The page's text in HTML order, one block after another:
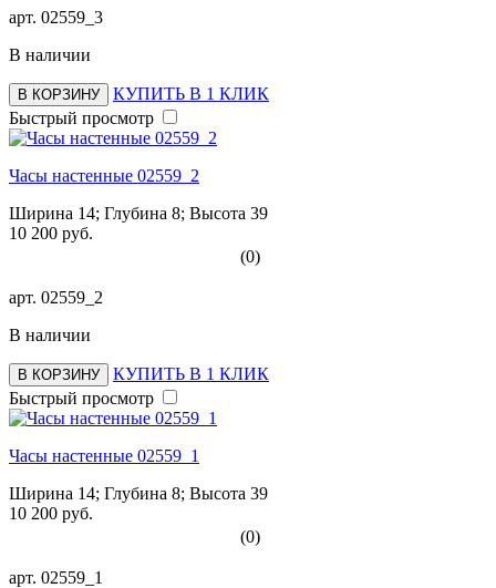
арт. 02559_3
В наличии
В КОРЗИНУ
КУПИТЬ В 1 КЛИК
Быстрый просмотр
Часы настенные 02559_2
Ширина 14; Глубина 8; Высота 39
10 200 руб.
(0)
арт. 02559_2
В наличии
В КОРЗИНУ
КУПИТЬ В 1 КЛИК
Быстрый просмотр
Часы настенные 02559_1
Ширина 14; Глубина 8; Высота 39
10 200 руб.
(0)
арт. 02559_1